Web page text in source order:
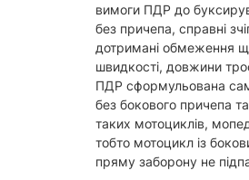
вимоги ПДР до
без причепа, справні
дотримані обмеження
швидкості, довжини
ПДР сформульована
без бокового причепа
таких мотоциклів,
тобто мотоцикл із
пряму заборону не